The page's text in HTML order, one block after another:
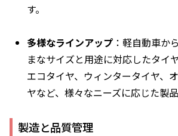
す。
多様なラインアップ ：軽自動車か
まなサイズと用途に対応したタイ
エコタイヤ、ウィンタータイヤ、
ヤなど、様々なニーズに応じた製
製造と品質管理